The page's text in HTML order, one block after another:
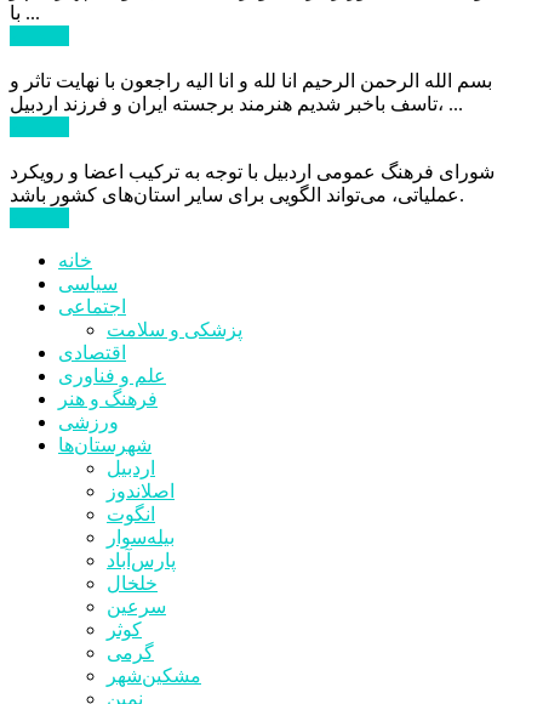
با ...
بسم الله الرحمن الرحیم انا لله و انا الیه راجعون با نهایت تاثر و
تاسف باخبر شدیم هنرمند برجسته ایران و فرزند اردبیل، ...
شورای فرهنگ عمومی اردبیل با توجه به ترکیب اعضا و رویکرد
عملیاتی، می‌تواند الگویی برای سایر استان‌های کشور باشد.
خانه
سیاسی
اجتماعی
پزشکی و سلامت
اقتصادی
علم و فناوری
فرهنگ و هنر
ورزشی
شهرستان‌ها
اردبیل
اصلاندوز
انگوت
بیله‌سوار
پارس‌آباد
خلخال
سرعین
کوثر
گرمی
مشکین‌شهر
نمین